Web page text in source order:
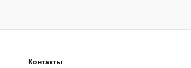
Контакты